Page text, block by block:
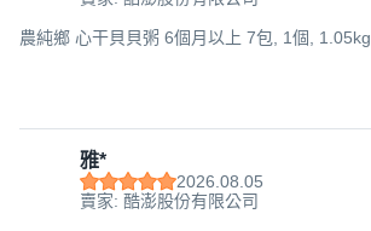
農純鄉 心干貝貝粥 6個月以上 7包, 1個, 1.05kg
雅*
2026.08.05
賣家: 酷澎股份有限公司